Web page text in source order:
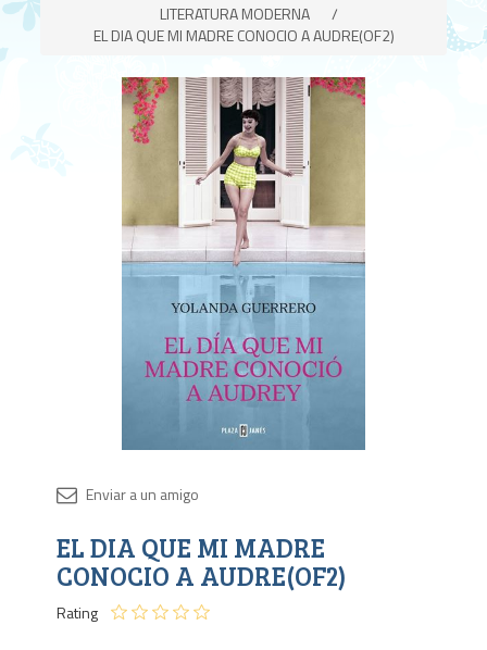
LITERATURA MODERNA
/
EL DIA QUE MI MADRE CONOCIO A AUDRE(OF2)
EL DIA QUE MI MADRE
CONOCIO A AUDRE(OF2)
Rating